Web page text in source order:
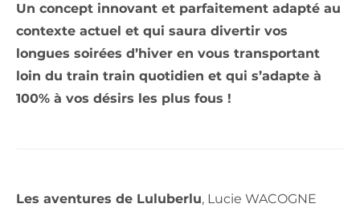
Un concept innovant et parfaitement adapté au
contexte actuel et qui saura divertir vos
longues soirées d’hiver en vous transportant
loin du train train quotidien et qui s’adapte à
100% à vos désirs les plus fous !
Les aventures de Luluberlu, Lucie WACOGNE